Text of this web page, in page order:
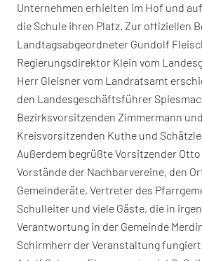
Unternehmen erhielten im Hof und
die Schule ihren Platz. Zur offiziellen
Landtagsabgeordneter Gundolf
Regierungsdirektor Klein vom
Herr Gleisner vom Landratsamt
den Landesgeschäftsführer
Bezirksvorsitzenden Zimmermann
Kreisvorsitzenden Kuthe und
Außerdem begrüßte Vorsitzender
Vorstände der Nachbarvereine, den
Gemeinderäte, Vertreter des
Schulleiter und viele Gäste, die in
Verantwortung in der Gemeinde
Schirmherr der Veranstaltung